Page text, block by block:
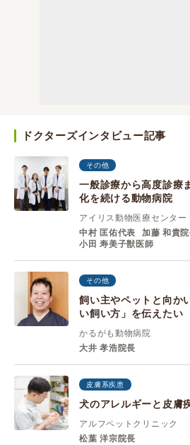
ドクターズインタビュー記事
その他
一般診療から高度診療
化を続ける動物病院
アイリス動物医療センター
中村 匡佑代表
加藤 和貴
⼩⽥ 寿美⼦獣医師
その他
飼い主やペットと向か
い飼い方」を伝えたい
かるがも動物病院
大井 孝浩院長
皮膚系疾患
犬のアレルギーと皮膚
アルフペットクリニック
松葉 洋宗院長